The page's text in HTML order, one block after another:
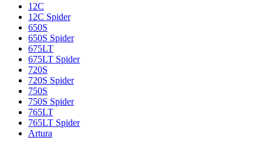
12C
12C Spider
650S
650S Spider
675LT
675LT Spider
720S
720S Spider
750S
750S Spider
765LT
765LT Spider
Artura